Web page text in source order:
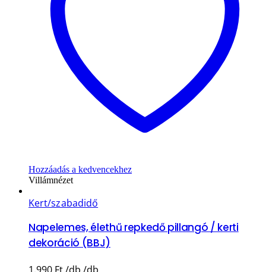
Hozzáadás a kedvencekhez
Villámnézet
Kert/szabadidő
Napelemes, élethű repkedő pillangó / kerti
dekoráció (BBJ)